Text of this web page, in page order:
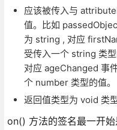
应该被传入与
值。比如
为 string , 对应
受传入一个 string 类
对应 ageChanged 事
个 number 类型的值。
返回值类型为 void 类型
on() 方法的签名最一开